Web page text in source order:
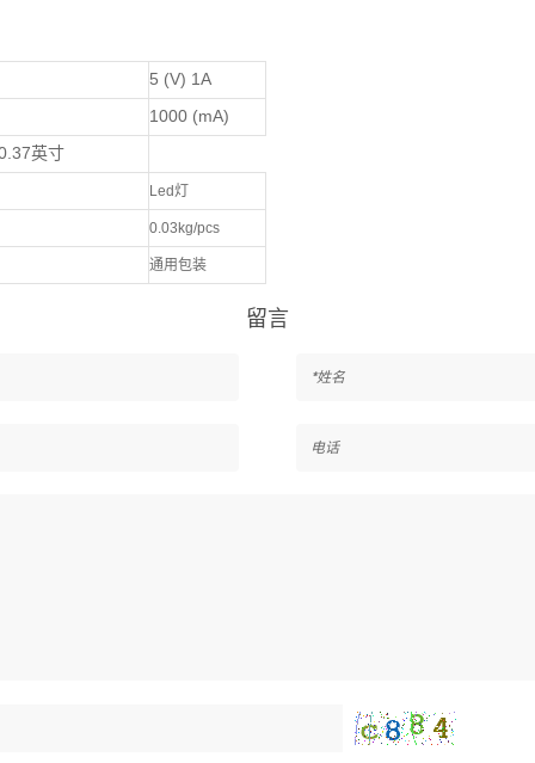
5 (V) 1A
1000 (mA)
英寸
Led灯
0.03kg/pcs
通用包装
留言